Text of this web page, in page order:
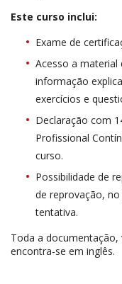
Este curso inclui:
Exame de
Acesso a material
informação
exercícios e
Declaração com
Profissional
curso.
Possibilidade de
de reprovação,
tentativa.
Toda a
encontra-se em inglês.